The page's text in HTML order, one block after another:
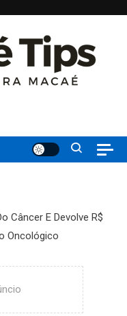
Câncer E Devolve R$
Oncológico